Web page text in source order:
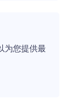
为您提供最